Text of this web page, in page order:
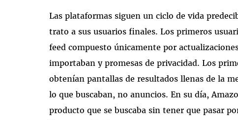
Las plataformas siguen un ciclo de vida
trato a sus usuarios finales. Los primeros
feed compuesto únicamente por
importaban y promesas de privacidad. Los
obtenían pantallas de resultados llenas de la
lo que buscaban, no anuncios. En su día,
producto que se buscaba sin tener que pasar